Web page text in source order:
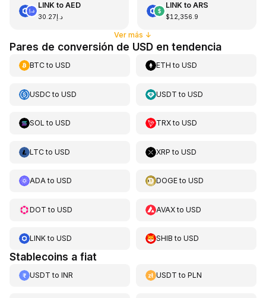
LINKto AED
د.إ30.27
LINKto ARS
$12,356.9
Ver más ↓
Pares de conversión de USD en tendencia
BTCto USD ETH toUSD
USDCto USD USDT toUSD
SOL to USD TRXtoUSD
LTCto USD XRP toUSD
ADAto USD DOGEtoUSD
DOT to USD AVAXtoUSD
LINKto USD SHIB toUSD
Stablecoins a fiat
USDT to INR USDT toPLN